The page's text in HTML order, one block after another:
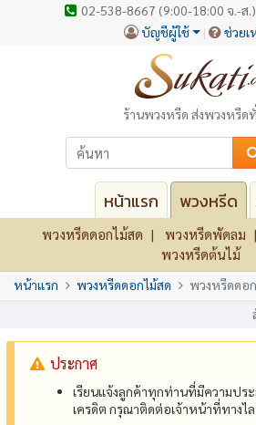
02-538-8667 (9:00-18:00 จ.-ส.)
บัญชีผู้ใช้ ช่วยเ
ร้านพวงหรีด ส่งพวงหรีด
หน้าแรก พวงหรีด
พวงหรีดดอกไม้สด พวงหรีดพัดลม
พวงหรีดต้นไม้
หน้าแรก พวงหรีดดอกไม้สด พวงหรีดดอ
ประกาศ
เรียนแจ้งลูกค้าทุกท่านที่มีความปร
เครดิต กรุณาติดต่อเจ้าหน้าที่ทางไ